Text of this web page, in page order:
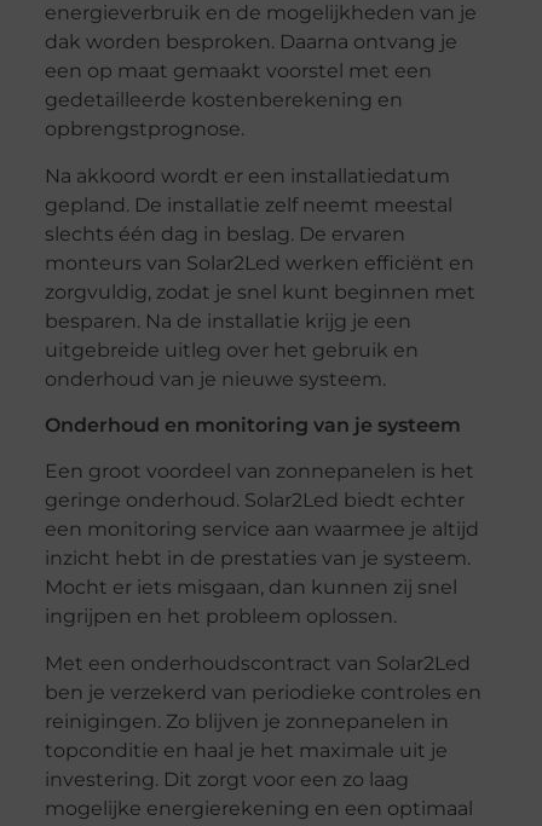
energieverbruik en de mogelijkheden van je
dak worden besproken. Daarna ontvang je
een op maat gemaakt voorstel met een
gedetailleerde kostenberekening en
opbrengstprognose.
Na akkoord wordt er een installatiedatum
gepland. De installatie zelf neemt meestal
slechts één dag in beslag. De ervaren
monteurs van Solar2Led werken efficiënt en
zorgvuldig, zodat je snel kunt beginnen met
besparen. Na de installatie krijg je een
uitgebreide uitleg over het gebruik en
onderhoud van je nieuwe systeem.
Onderhoud en monitoring van je systeem
Een groot voordeel van zonnepanelen is het
geringe onderhoud. Solar2Led biedt echter
een monitoring service aan waarmee je altijd
inzicht hebt in de prestaties van je systeem.
Mocht er iets misgaan, dan kunnen zij snel
ingrijpen en het probleem oplossen.
Met een onderhoudscontract van Solar2Led
ben je verzekerd van periodieke controles en
reinigingen. Zo blijven je zonnepanelen in
topconditie en haal je het maximale uit je
investering. Dit zorgt voor een zo laag
mogelijke energierekening en een optimaal